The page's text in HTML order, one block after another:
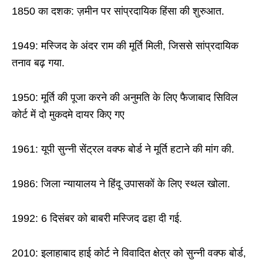
1850 का दशक: ज़मीन पर सांप्रदायिक हिंसा की शुरुआत.
1949: मस्जिद के अंदर राम की मूर्ति मिली, जिससे सांप्रदायिक
तनाव बढ़ गया.
1950: मूर्ति की पूजा करने की अनुमति के लिए फैजाबाद सिविल
कोर्ट में दो मुकदमे दायर किए गए
1961: यूपी सुन्नी सेंट्रल वक्फ बोर्ड ने मूर्ति हटाने की मांग की.
1986: जिला न्यायालय ने हिंदू उपासकों के लिए स्थल खोला.
1992: 6 दिसंबर को बाबरी मस्जिद ढहा दी गई.
2010: इलाहाबाद हाई कोर्ट ने विवादित क्षेत्र को सुन्नी वक्फ बोर्ड,